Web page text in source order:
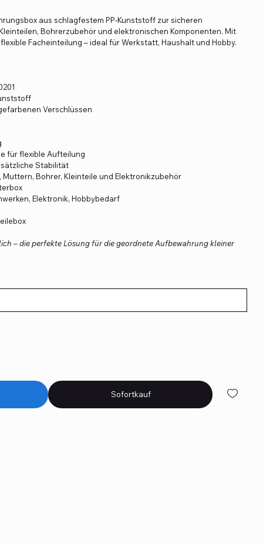
aus schlagfestem PP-Kunststoff zur sicheren
Bohrerzubehör und elektronischen Komponenten. Mit
Facheinteilung – ideal für Werkstatt, Haushalt und Hobby.
Verschlüssen
für flexible Aufteilung
Stabilität
Bohrer, Kleinteile und Elektronikzubehör
Elektronik, Hobbybedarf
– die perfekte Lösung für die geordnete Aufbewahrung kleiner
Sofortkauf